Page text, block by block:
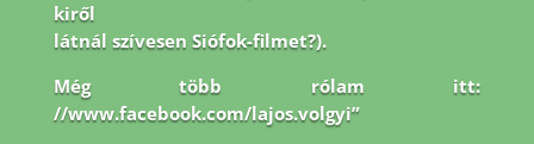
kiről
látnál szívesen Siófok-filmet?).
Még több rólam itt:
//www.facebook.com/lajos.volgyi”